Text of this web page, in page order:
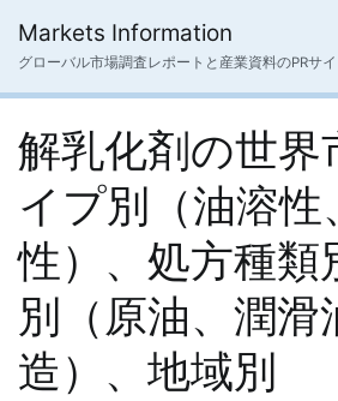
ス
Markets Information
グローバル市場調査レポートと産業資料のPRサイ
解乳化剤の世界
イプ別（油溶性
性）、処方種類
別（原油、潤滑
造）、地域別